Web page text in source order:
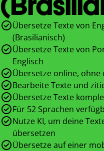
Übersetze Texte von
(Brasilianisch)
Übersetze Texte von
Englisch
Übersetze online,
Bearbeite Texte und
Übersetze Texte
Für 52 Sprachen
Nutze KI, um deine
übersetzen
Übersetze auf einer